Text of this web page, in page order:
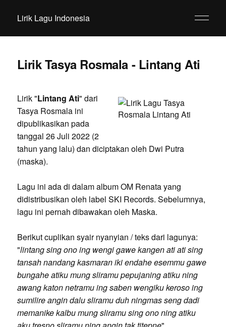
Lirik Lagu Indonesia
Lirik Tasya Rosmala - Lintang Ati
Lirik "Lintang Ati" dari
Tasya Rosmala ini
dipublikasikan pada
tanggal 26 Juli 2022 (2
tahun yang lalu) dan diciptakan oleh Dwi Putra
(maska).
Lagu ini ada di dalam album OM Renata yang
didistribusikan oleh label SKI Records. Sebelumnya,
lagu ini pernah dibawakan oleh Maska.
Berikut cuplikan syair nyanyian / teks dari lagunya:
"lintang sing ono ing wengi gawe kangen ati ati sing
tansah nandang kasmaran iki endahe esemmu gawe
bungahe atiku mung sliramu pepujaning atiku ning
awang katon netramu ing saben wengiku keroso ing
sumilire angin dalu sliramu duh ningmas seng dadi
memanike kalbu mung sliramu sing ono ning atiku